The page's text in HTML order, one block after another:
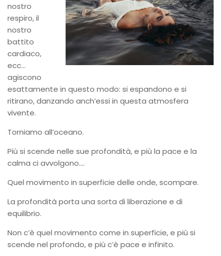
nostro
respiro, il
nostro
battito
cardiaco,
ecc…
agiscono
esattamente in questo modo: si espandono e si
ritirano, danzando anch’essi in questa atmosfera
vivente.
Torniamo all’oceano.
Più si scende nelle sue profondità, e più la pace e la
calma ci avvolgono….
Quel movimento in superficie delle onde, scompare.
La profondità porta una sorta di liberazione e di
equilibrio.
Non c’è quel movimento come in superficie, e più si
scende nel profondo, e più c’è pace e infinito.